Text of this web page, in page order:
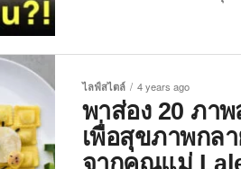
คุณเขามักจะอัปเดตผล
ผ่านทางแอคเคาท์
แล้วกว่า...
แดนปลาดิบ โดยเมื่อไ
2023) ผู้ใช้ทวิตเตอร์แ
ติดตามกว่า 7.2 หมื่นค
ประกอบไปด้วยวัตถุดิ
เหมือนว่าจะเกิดขึ้นเพ
ไลฟ์สไตล์ 4 years ago
พาส่อง 20 ภาพ
เพื่อสุขภาพกล
จากคุณแม่